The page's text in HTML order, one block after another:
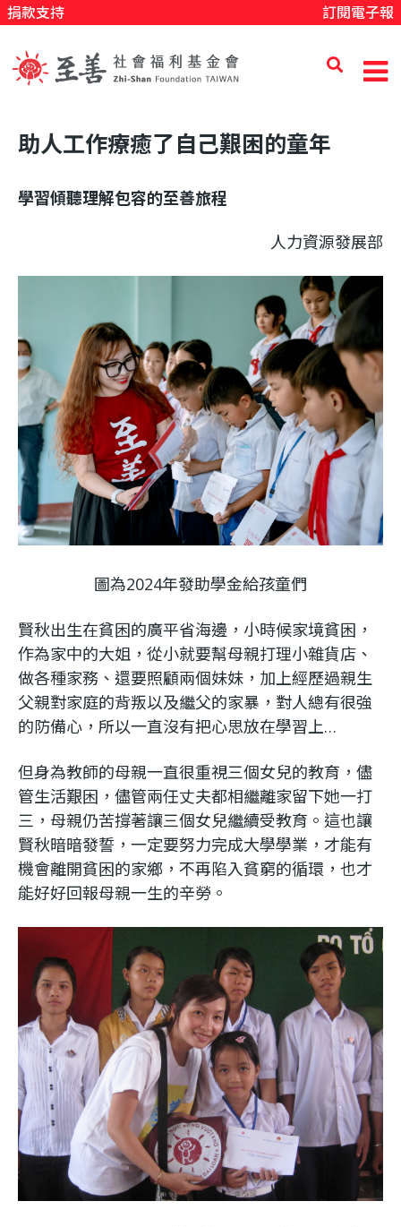
主
容
捐款支持 訂閱電子報
至
善
福
利
基
金
助人工作療癒了自己艱困的童年
學習傾聽理解包容的至善旅程
人力資源發展部
圖為2024年發助學金給孩童們
賢秋出生在貧困的廣平省海邊，小時候家境貧困，
作為家中的大姐，從小就要幫母親打理小雜貨店、
做各種家務、還要照顧兩個妹妹，加上經歷過親生
父親對家庭的背叛以及繼父的家暴，對人總有很強
的防備心，所以一直沒有把心思放在學習上…
但身為教師的母親一直很重視三個女兒的教育，儘
管生活艱困，儘管兩任丈夫都相繼離家留下她一打
三，母親仍苦撐著讓三個女兒繼續受教育。這也讓
賢秋暗暗發誓，一定要努力完成大學學業，才能有
機會離開貧困的家鄉，不再陷入貧窮的循環，也才
能好好回報母親一生的辛勞。